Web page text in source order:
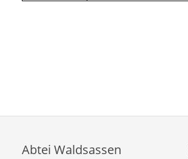
Abtei Waldsassen